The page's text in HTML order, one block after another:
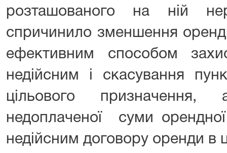
розташованого на ній
спричинило зменшення
ефективним способом
недійсним і скасування
цільового
недоплаченої суми
недійсним договору оренди в